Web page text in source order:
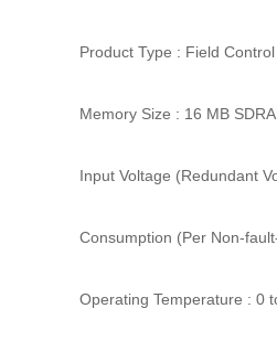
Product Type : Field
Memory Size : 16 MB
Input Voltage (Redundant
Consumption (Per Non-
Operating Temperature : 0